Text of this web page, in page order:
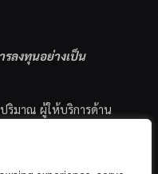
รลงทุนอย่างเป็น
ริมาณ ผู้ให้บริการด้าน
ให้นักลงทุนไทย